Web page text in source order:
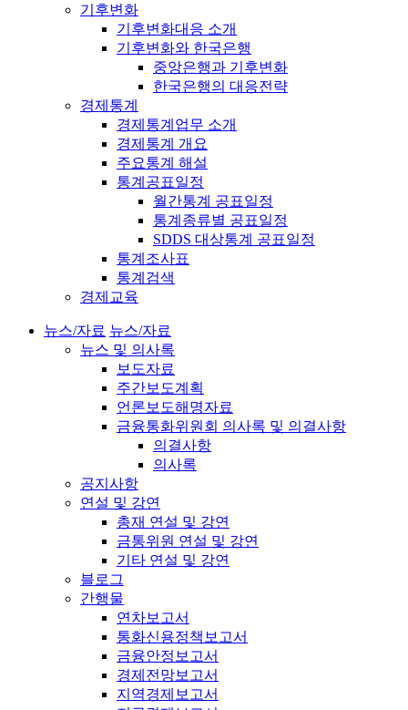
기후변화
기후변화대응 소개
기후변화와 한국은행
중앙은행과 기후변화
한국은행의 대응전략
경제통계
경제통계업무 소개
경제통계 개요
주요통계 해설
통계공표일정
월간통계 공표일정
통계종류별 공표일정
SDDS 대상통계 공표일정
통계조사표
통계검색
경제교육
뉴스/자료 뉴스/자료
뉴스 및 의사록
보도자료
주간보도계획
언론보도해명자료
금융통화위원회 의사록 및 의결사항
의결사항
의사록
공지사항
연설 및 강연
총재 연설 및 강연
금통위원 연설 및 강연
기타 연설 및 강연
블로그
간행물
연차보고서
통화신용정책보고서
금융안정보고서
경제전망보고서
지역경제보고서